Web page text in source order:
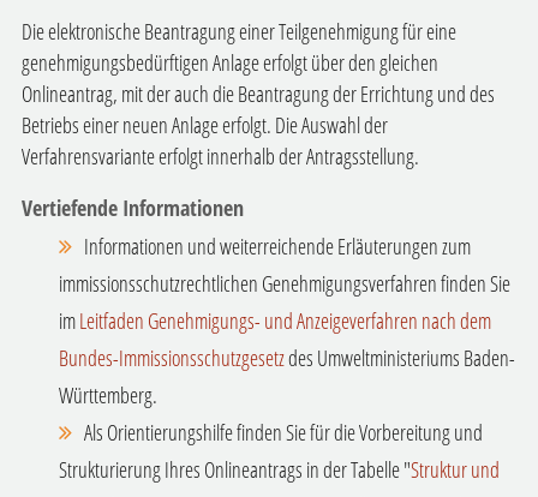
Die elektronische Beantragung einer Teilgenehmigung für eine
genehmigungsbedürftigen Anlage erfolgt über den gleichen
Onlineantrag, mit der auch die Beantragung der Errichtung und des
Betriebs einer neuen Anlage erfolgt. Die Auswahl der
Verfahrensvariante erfolgt innerhalb der Antragsstellung.
Vertiefende Informationen
Informationen und weiterreichende Erläuterungen zum
immissionsschutzrechtlichen Genehmigungsverfahren finden Sie
imLeitfaden Genehmigungs- und Anzeigeverfahren nach dem
Bundes-Immissionsschutzgesetzdes Umweltministeriums Baden-
Württemberg.
Als Orientierungshilfe finden Sie für die Vorbereitung und
Strukturierung Ihres Onlineantrags in der Tabelle "Struktur und